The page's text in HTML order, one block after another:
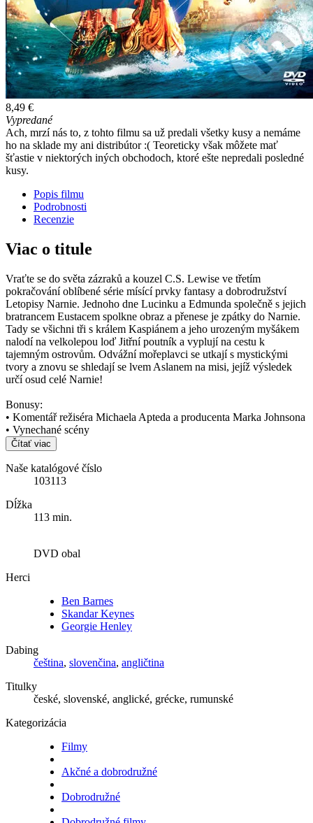
8,49 €
Vypredané
Ach, mrzí nás to, z tohto filmu sa už predali všetky kusy a nemáme
ho na sklade my ani distribútor :( Teoreticky však môžete mať
šťastie v niektorých iných obchodoch, ktoré ešte nepredali posledné
kusy.
Popis filmu
Podrobnosti
Recenzie
Viac o titule
Vraťte se do světa zázraků a kouzel C.S. Lewise ve třetím
pokračování oblíbené série mísící prvky fantasy a dobrodružství
Letopisy Narnie. Jednoho dne Lucinku a Edmunda společně s jejich
bratrancem Eustacem spolkne obraz a přenese je zpátky do Narnie.
Tady se všichni tři s králem Kaspiánem a jeho urozeným myšákem
nalodí na velkolepou loď Jitřní poutník a vyplují na cestu k
tajemným ostrovům. Odvážní mořeplavci se utkají s mystickými
tvory a znovu se shledají se lvem Aslanem na misi, jejíž výsledek
určí osud celé Narnie!
Bonusy:
• Komentář režiséra Michaela Apteda a producenta Marka Johnsona
• Vynechané scény
Čítať viac
Naše katalógové číslo
103113
Dĺžka
113 min.
DVD obal
Herci
Ben Barnes
Skandar Keynes
Georgie Henley
Dabing
čeština, slovenčina, angličtina
Titulky
české, slovenské, anglické, grécke, rumunské
Kategorizácia
Filmy
Akčné a dobrodružné
Dobrodružné